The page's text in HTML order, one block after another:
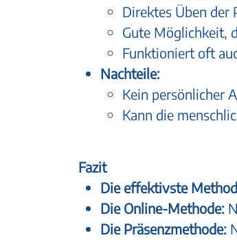
Direktes Üben der
Gute Möglichkeit,
Funktioniert oft
Nachteile:
Kein persönlicher
Kann die
Fazit
Die effektivste
Die Online-Methode:
Die Präsenzmethode: